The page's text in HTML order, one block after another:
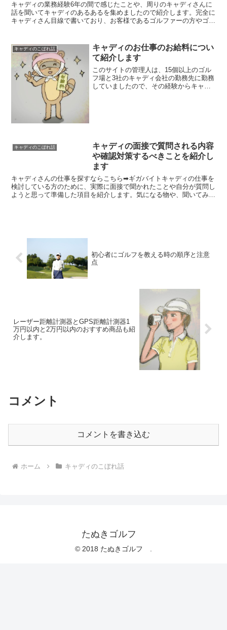
キャディの業務経験6年の間で感じたことや、周りのキャディさんに
話を聞いてキャディのあるあるを集めましたので紹介します。完全に
キャディさん目線で書いており、お客様であるゴルファーの方やゴル
キャディのこぼれ話
キャディのお仕事のお給料につい
て紹介します
このサイトの管理人は、15個以上のゴル
フ場と3社のキャディ会社の勤務先に勤務
していましたので、その経験からキャデ
キャディのこぼれ話
キャディの面接で質問される内容
や確認対策するべきことを紹介し
ます
キャディさんの仕事を探すならこちら➡ギガバイトキャディの仕事を
検討している方のために、実際に面接で聞かれたことや自分が質問し
ようと思って準備した項目を紹介します。気になる物や、聞いてみた
初心者にゴルフを教える時の順序と注意
点
レーザー距離計測器とGPS距離計測器1
万円以内と2万円以内のおすすめ商品も紹
介します。
コメント
コメントを書き込む
ホーム キャディのこぼれ話
たぬきゴルフ
© 2018 たぬきゴルフ .